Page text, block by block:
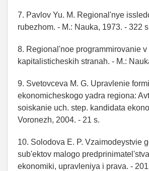
7. Pavlov Yu. M. Regional'nye
rubezhom. - M.: Nauka, 1973. - 322
8. Regional'noe programmirovanie v
kapitalisticheskih stranah. - M.:
9. Svetovceva M. G. Upravlenie
ekonomicheskogo yadra regiona:
soiskanie uch. step. kandidata
Voronezh, 2004. - 21 s.
10. Solodova E. P. Vzaimodeystvie
sub'ektov malogo
ekonomiki, upravleniya i prava. -